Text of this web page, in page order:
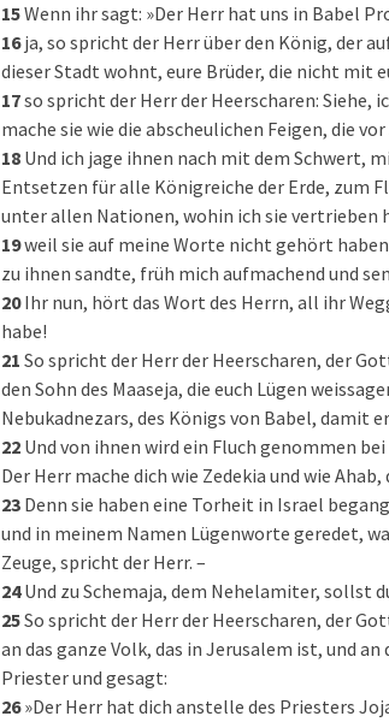
15Wenn ihr sagt: »Der Herr hat uns in Babel
16ja, so spricht der Herr über den König, der
dieser Stadt wohnt, eure Brüder, die nicht mit
17so spricht der Herr der Heerscharen: Siehe,
mache sie wie die abscheulichen Feigen, die
18 Und ich jage ihnen nach mit dem Schwert,
Entsetzen für alle Königreiche der Erde, zum
unter allen Nationen, wohin ich sie vertrieben
19weil sie auf meine Worte nicht gehört
zu ihnen sandte, früh mich aufmachend und
20Ihr nun, hört das Wort des Herrn, all ihr
habe!
21 So spricht der Herr der Heerscharen, der
den Sohn des Maaseja, die euch Lügen
Nebukadnezars, des Königs von Babel, damit
22 Und von ihnen wird ein Fluch genommen
Der Herr mache dich wie Zedekia und wie
23 Denn sie haben eine Torheit in Israel
und in meinem Namen Lügenworte geredet,
Zeuge, spricht der Herr. –
24Und zu Schemaja, dem Nehelamiter, sollst
25So spricht der Herr der Heerscharen, der
an das ganze Volk, das in Jerusalem ist, und
Priester und gesagt:
26»Der Herr hat dich anstelle des Priesters